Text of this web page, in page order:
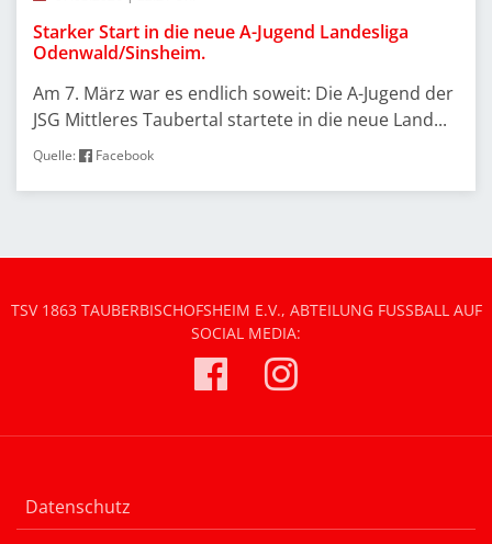
Starker Start in die neue A-Jugend Landesliga
Odenwald/Sinsheim.
Am 7. März war es endlich soweit: Die A-Jugend der
JSG Mittleres Taubertal startete in die neue Land...
Quelle: Facebook
TSV 1863 TAUBERBISCHOFSHEIM E.V., ABTEILUNG FUSSBALL AUF S
OCIAL MEDIA:
Datenschutz